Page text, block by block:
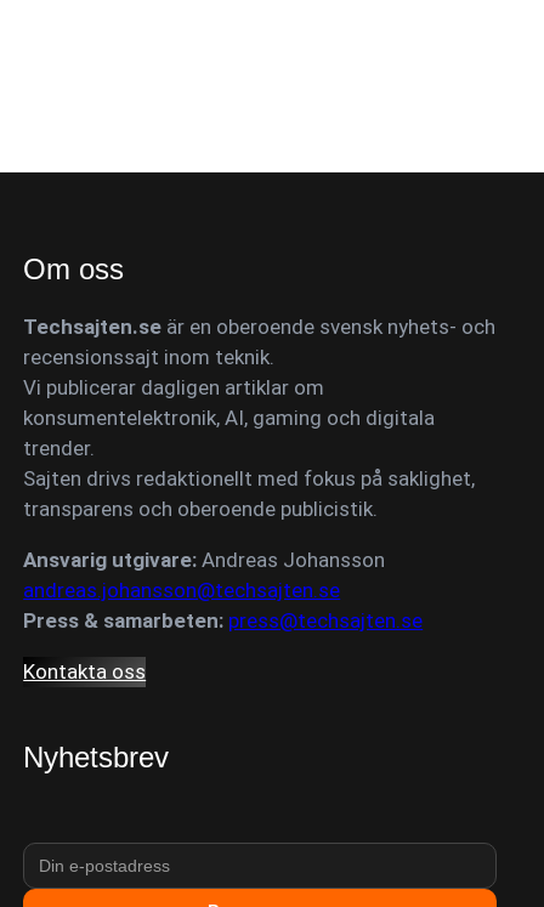
Om oss
Techsajten.se är en oberoende svensk nyhets- och
recensionssajt inom teknik.
Vi publicerar dagligen artiklar om
konsumentelektronik, AI, gaming och digitala
trender.
Sajten drivs redaktionellt med fokus på saklighet,
transparens och oberoende publicistik.
Ansvarig utgivare: Andreas Johansson
andreas.johansson@techsajten.se
Press & samarbeten: press@techsajten.se
Kontakta oss
Nyhetsbrev